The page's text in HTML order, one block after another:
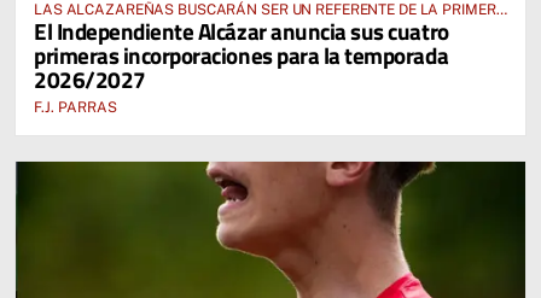
LAS ALCAZAREÑAS BUSCARÁN SER UN REFERENTE DE LA PRIMERA
AUTONÓMICA PREFERENTE FEMENINA
El Independiente Alcázar anuncia sus cuatro
primeras incorporaciones para la temporada
2026/2027
F.J. PARRAS